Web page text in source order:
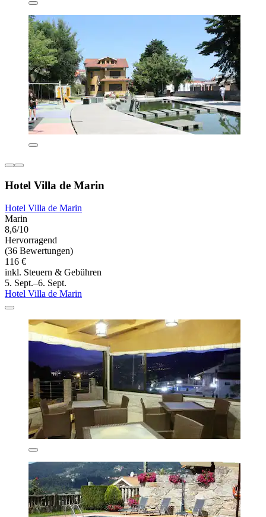
Hotel Villa de Marin
Hotel Villa de Marin
Marin
8,6/10
Hervorragend
(36 Bewertungen)
116 €
inkl. Steuern & Gebühren
5. Sept.–6. Sept.
Hotel Villa de Marin